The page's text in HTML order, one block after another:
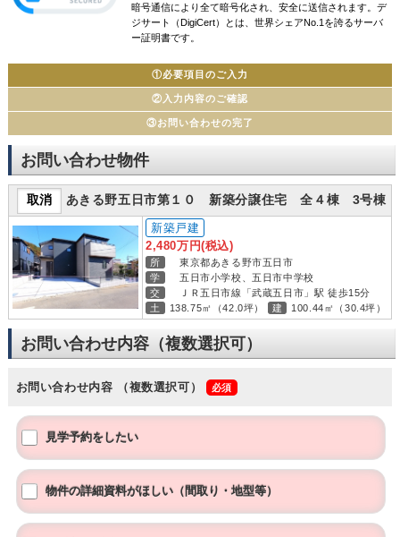
暗号通信により全て暗号化され、安全に送信されます。デ
ジサート（DigiCert）とは、世界シェアNo.1を誇るサーバ
ー証明書です。
①必要項目のご入力
②入力内容のご確認
③お問い合わせの完了
お問い合わせ物件
あきる野五日市第１０ 新築分譲住宅 全４棟 3号棟
新築戸建
2,480万円(税込)
所
東京都あきる野市五日市
学
五日市小学校、五日市中学校
交
ＪＲ五日市線「武蔵五日市」駅 徒歩15分
土
138.75㎡（42.0坪） 建 100.44㎡（30.4坪）
お問い合わせ内容（複数選択可）
お問い合わせ内容 （複数選択可）
見学予約をしたい
物件の詳細資料がほしい（間取り・地型等）